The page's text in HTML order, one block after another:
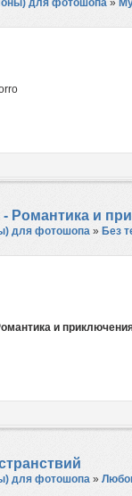
для фотошопа »
Романтика и
для фотошопа » Без
и
для фотошопа »